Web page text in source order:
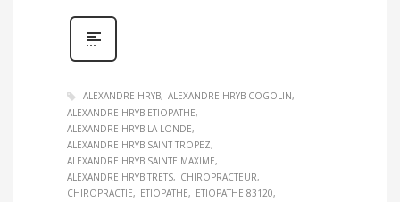
ALEXANDRE HRYB ALEXANDRE HRYB COGOLIN
ALEXANDRE HRYB ETIOPATHE
ALEXANDRE HRYB LA LONDE
ALEXANDRE HRYB SAINT TROPEZ
ALEXANDRE HRYB SAINTE MAXIME
ALEXANDRE HRYB TRETS
CHIROPRACTEUR
CHIROPRACTIE
ETIOPATHE
ETIOPATHE 83120